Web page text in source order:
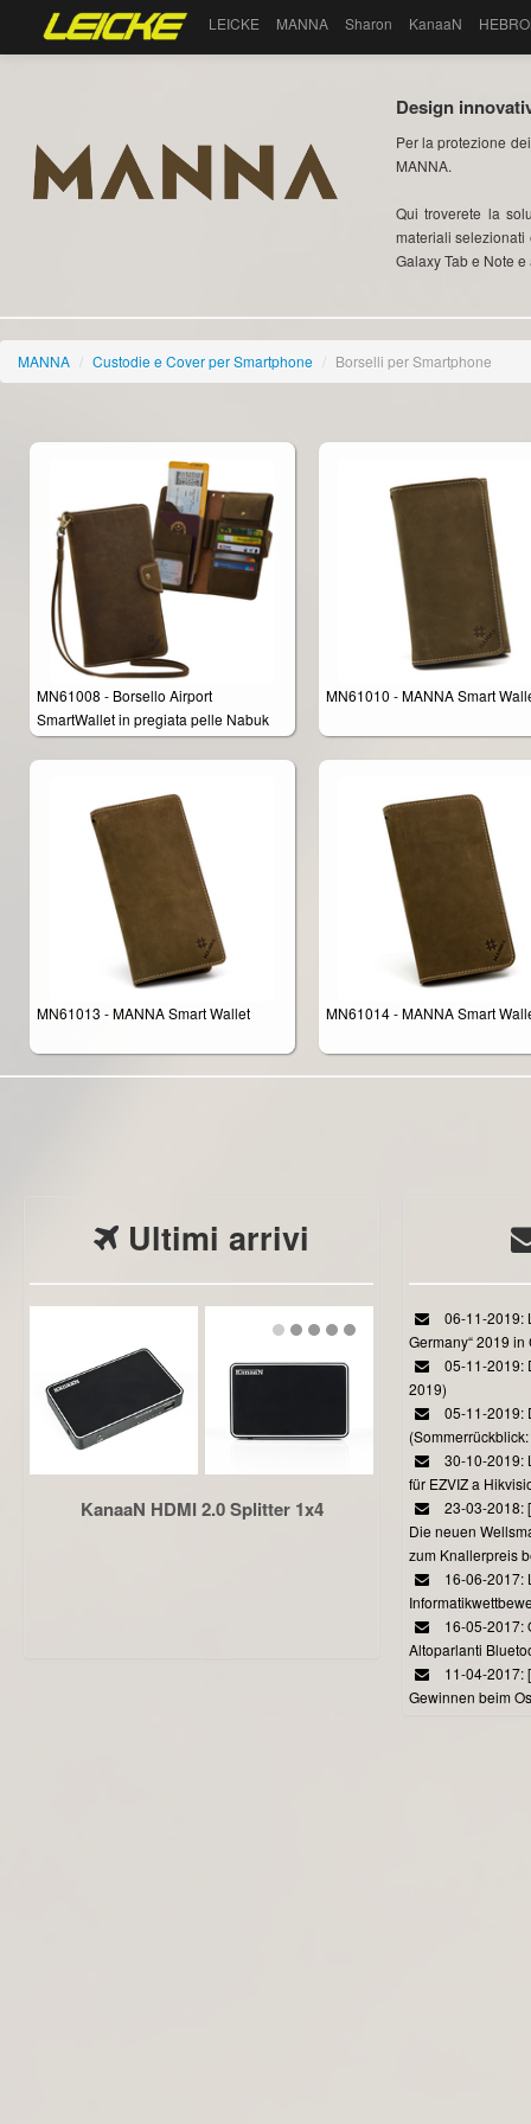
LEICKE MANNA Sharon KanaaN
Design
Per la protezione
MANNA.
Qui troverete la
materiali
Galaxy Tab e Note
MANNA / Custodie e Cover per Smartphone / Borselli per Smartphone
MN61008 - Borsello Airport
SmartWallet in pregiata pelle Nabuk
marrone
MN61010 - MANNA Smart
MN61013 - MANNA Smart Wallet MN61014 - MANNA Smart
Ultimi arrivi
KanaaN HDMI 2.0 Splitter 1x4
06-11-2019:
Germany“ 2019
05-11-2019:
2019)
05-11-2019:
30-10-2019:
für EZVIZ a
23-03-2018:
Die neuen
zum Knallerpreis
16-06-2017:
16-05-2017:
Altoparlanti
11-04-2017:
Gewinnen beim